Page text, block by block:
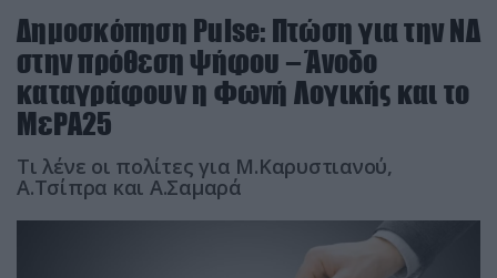
Δημοσκόπηση Pulse: Πτώση για την ΝΔ
στην πρόθεση ψήφου – Άνοδο
καταγράφουν η Φωνή Λογικής και το
ΜεΡΑ25
Τι λένε οι πολίτες για Μ.Καρυστιανού,
Α.Τσίπρα και Α.Σαμαρά